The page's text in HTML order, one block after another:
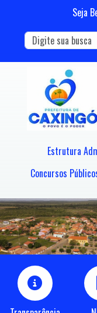
Seja
Estrutura
Concursos